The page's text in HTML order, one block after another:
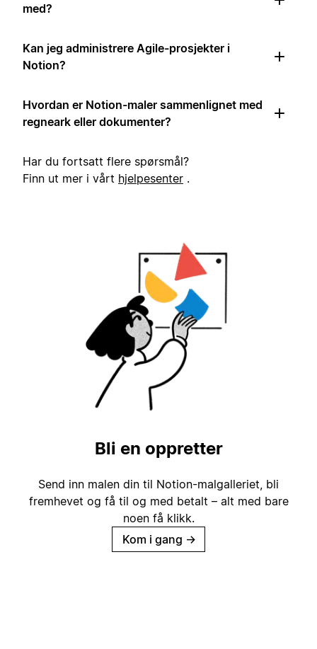
med?
Kan jeg administrere Agile-prosjekter i
Notion?
Hvordan er Notion-maler sammenlignet med
regneark eller dokumenter?
Har du fortsatt flere spørsmål?
Finn ut mer i vårt hjelpesenter .
Bli en oppretter
Send inn malen din til Notion-malgalleriet, bli
fremhevet og få til og med betalt – alt med bare
noen få klikk.
Kom i gang →